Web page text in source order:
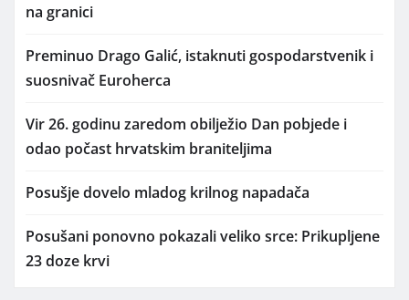
na granici
Preminuo Drago Galić, istaknuti gospodarstvenik i
suosnivač Euroherca
Vir 26. godinu zaredom obilježio Dan pobjede i
odao počast hrvatskim braniteljima
Posušje dovelo mladog krilnog napadača
Posušani ponovno pokazali veliko srce: Prikupljene
23 doze krvi